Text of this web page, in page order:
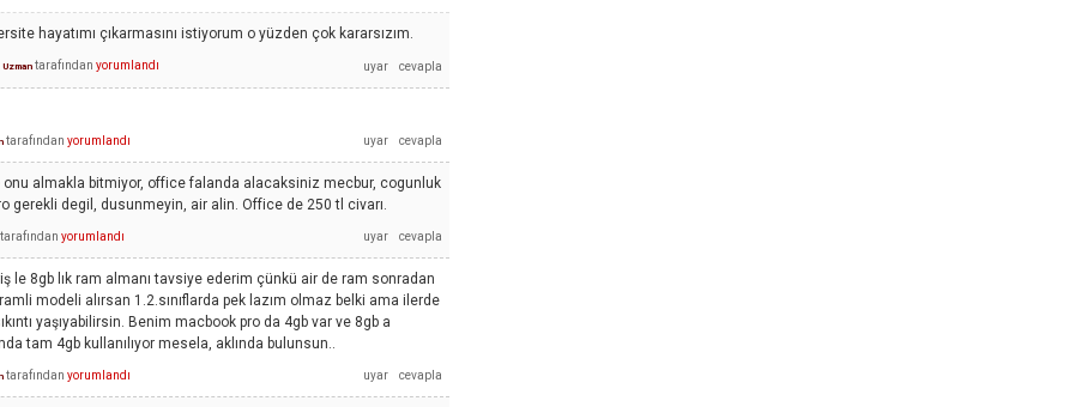
hayatımı çıkarmasını istiyorum o yüzden çok kararsızım.
Uzman tarafından yorumlandı
tarafından yorumlandı
almakla bitmiyor, office falanda alacaksiniz mecbur, cogunluk
gerekli degil, dusunmeyin, air alin. Office de 250 tl civarı.
tarafından yorumlandı
le 8gb lık ram almanı tavsiye ederim çünkü air de ram sonradan
modeli alırsan 1.2.sınıflarda pek lazım olmaz belki ama ilerde
yaşıyabilirsin. Benim macbook pro da 4gb var ve 8gb a
tam 4gb kullanılıyor mesela, aklında bulunsun..
tarafından yorumlandı